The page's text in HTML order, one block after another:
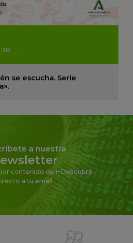
'30
se escucha. Serie
a nuestra
contenido de i+Descubre
a tu email